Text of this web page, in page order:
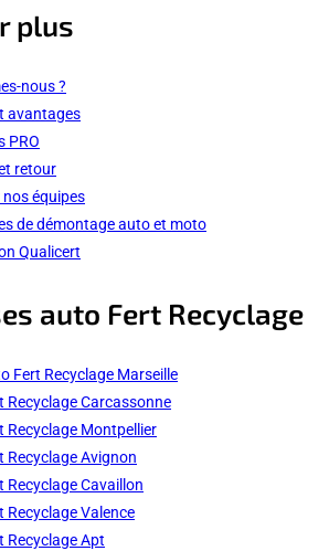
plus
nous ?
avantages
PRO
retour
équipes
de démontage auto et moto
Qualicert
auto Fert Recyclage
Fert Recyclage Marseille
Recyclage Carcassonne
Recyclage Montpellier
Recyclage Avignon
Recyclage Cavaillon
Recyclage Valence
Recyclage Apt